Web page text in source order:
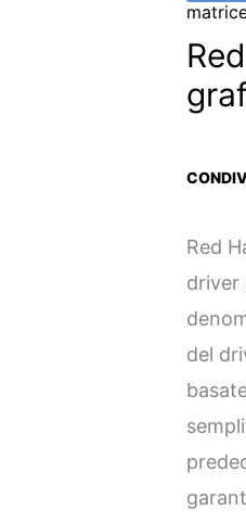
Red
del